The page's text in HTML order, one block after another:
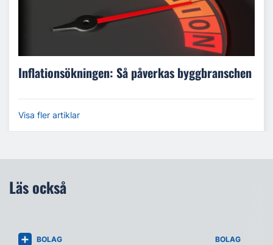
Inflationsökningen: Så påverkas byggbranschen
Visa fler artiklar
Läs också
BOLAG BOLAG